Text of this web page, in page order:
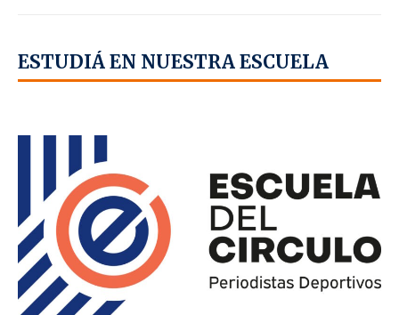
ESTUDIÁ EN NUESTRA ESCUELA